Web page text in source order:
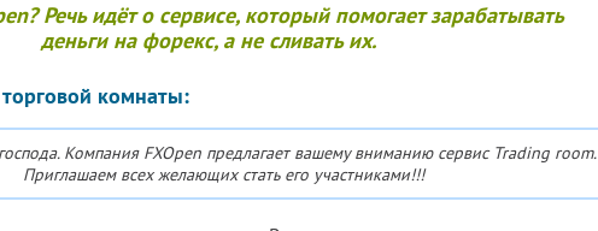
Речь идёт о сервисе, который помогает зарабатывать
деньги на форекс, а не сливать их.
комнаты:
Компания FXOpen предлагает вашему вниманию сервис Trading room.
Приглашаем всех желающих стать его участниками!!!